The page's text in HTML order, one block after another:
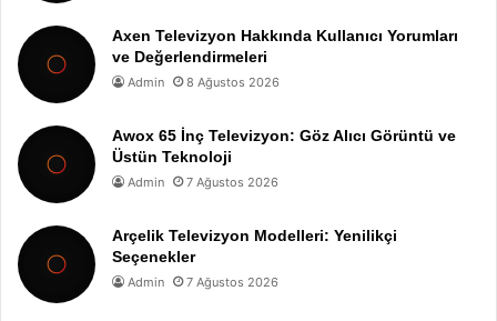
Axen Televizyon Hakkında Kullanıcı Yorumları
ve Değerlendirmeleri
Admin 8 Ağustos 2026
Awox 65 İnç Televizyon: Göz Alıcı Görüntü ve
Üstün Teknoloji
Admin 7 Ağustos 2026
Arçelik Televizyon Modelleri: Yenilikçi
Seçenekler
Admin 7 Ağustos 2026